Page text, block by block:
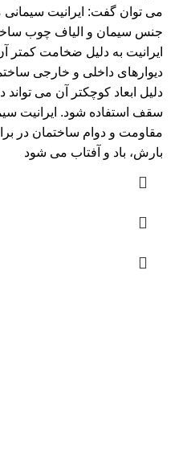
جنس سیمان و الیاف چوب
ایرانیت به دلیل ضخامت کمتر
دیوارهای داخلی و خارجی
دلیل ابعاد کوچکتر آن می
سقف استفاده شود. ایرانیت
مقاومت و دوام ساختمان در
بارش، باد و آفتاب می شود